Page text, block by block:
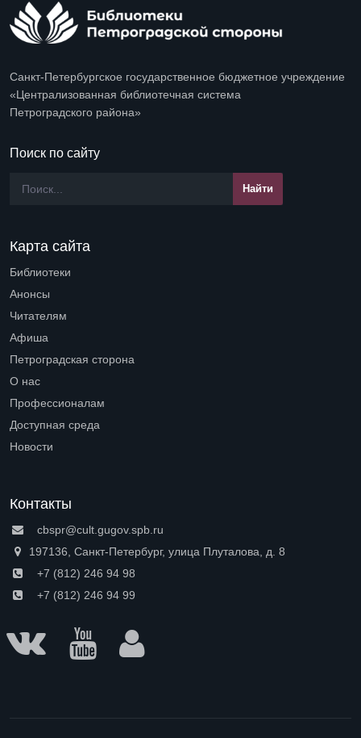
Санкт-Петербургское государственное бюджетное учреждение
«Централизованная библиотечная система
Петроградского района»
Поиск по сайту
Карта сайта
Библиотеки
Анонсы
Читателям
Афиша
Петроградская сторона
О нас
Профессионалам
Доступная среда
Новости
Контакты
cbspr@cult.gugov.spb.ru
197136, Санкт-Петербург, улица Плуталова, д. 8
+7 (812) 246 94 98
+7 (812) 246 94 99